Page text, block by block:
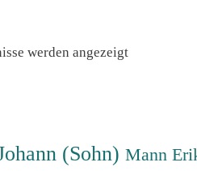
werden angezeigtNach
(Sohn)Mann